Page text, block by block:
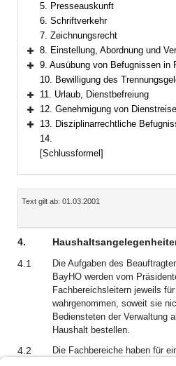
5. Presseauskunft
6. Schriftverkehr
7. Zeichnungsrecht
Bereich erweitern
8. Einstellung, Abordnung und
Bereich erweitern
9. Ausübung von Befugnissen in
10. Bewilligung des
Bereich erweitern
11. Urlaub, Dienstbefreiung
Bereich erweitern
12. Genehmigung von Dienstreisen und der
Bereich erweitern
13. Disziplinarrechtliche
14.
[Schlussformel]
Inhalt
Text gilt ab: 01.03.2001
4.
4.1
Die Aufgaben des
BayHO werden vom
Fachbereichsleitern jeweils
wahrgenommen, soweit sie
Bediensteten der Verwaltung
Haushalt bestellen.
4.2
Die Fachbereiche haben für